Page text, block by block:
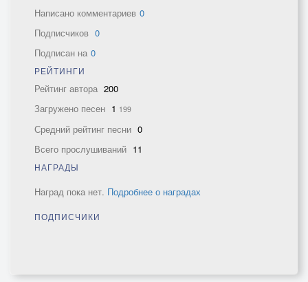
Написано комментариев 0
Подписчиков 0
Подписан на 0
РЕЙТИНГИ
Рейтинг автора 200
Загружено песен 1 199
Средний рейтинг песни 0
Всего прослушиваний 11
НАГРАДЫ
Наград пока нет. Подробнее о наградах
ПОДПИСЧИКИ